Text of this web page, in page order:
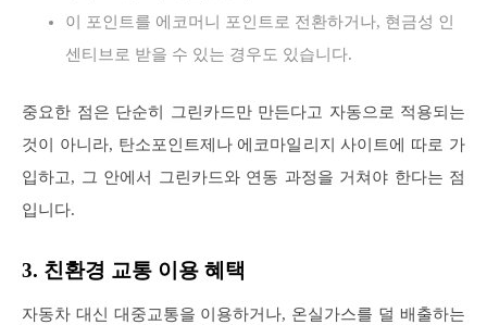
이 포인트를 에코머니 포인트로 전환하거나, 현금성 인
센티브로 받을 수 있는 경우도 있습니다.
중요한 점은 단순히 그린카드만 만든다고 자동으로 적용되는
것이 아니라, 탄소포인트제나 에코마일리지 사이트에 따로 가
입하고, 그 안에서 그린카드와 연동 과정을 거쳐야 한다는 점
입니다.
3. 친환경 교통 이용 혜택
자동차 대신 대중교통을 이용하거나, 온실가스를 덜 배출하는